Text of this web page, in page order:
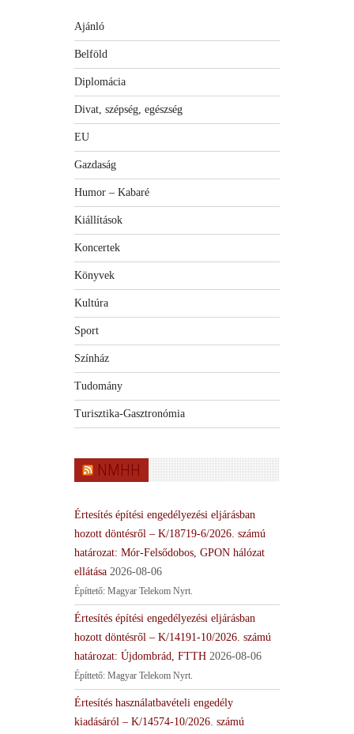
Ajánló
Belföld
Diplomácia
Divat, szépség, egészség
EU
Gazdaság
Humor – Kabaré
Kiállítások
Koncertek
Könyvek
Kultúra
Sport
Színház
Tudomány
Turisztika-Gasztronómia
NMHH
Értesítés építési engedélyezési eljárásban
hozott döntésről – K/18719-6/2026. számú
határozat: Mór-Felsődobos, GPON hálózat
ellátása 2026-08-06
Építtető: Magyar Telekom Nyrt.
Értesítés építési engedélyezési eljárásban
hozott döntésről – K/14191-10/2026. számú
határozat: Újdombrád, FTTH 2026-08-06
Építtető: Magyar Telekom Nyrt.
Értesítés használatbavételi engedély
kiadásáról – K/14574-10/2026. számú